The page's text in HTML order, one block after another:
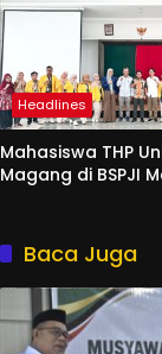
Headlines
Mahasiswa THP
Magang di BSPJI
Baca Juga